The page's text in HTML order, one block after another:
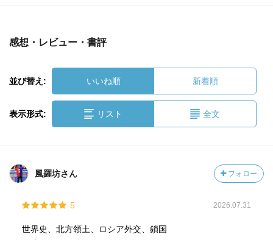
感想・レビュー・書評
並び替え: いいね順 新着順
表示形式: リスト 全文
風羅坊さん フォロー
5 2026.07.31
世界史、北方領土、ロシア外交、鎖国